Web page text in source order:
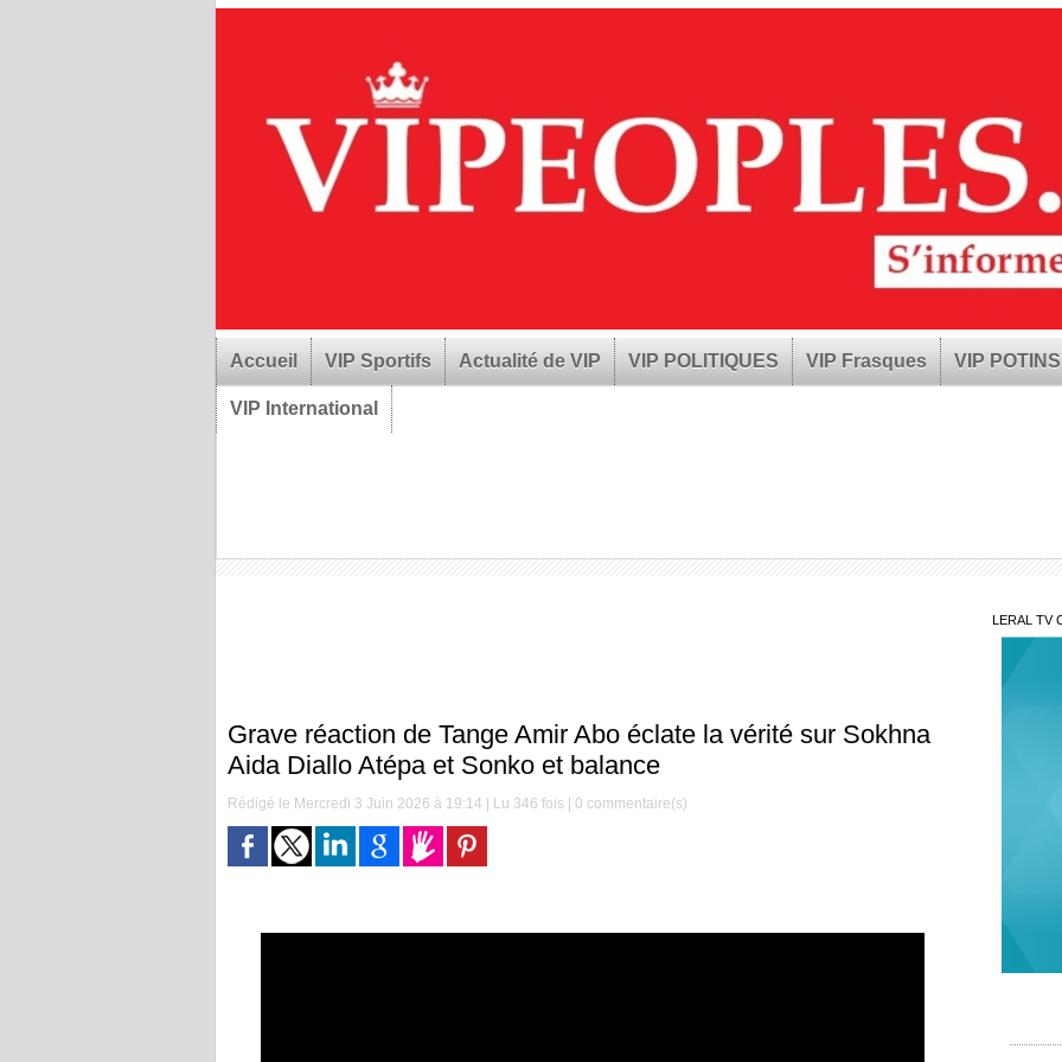
Accueil VIP Sportifs Actualité de VIP VIP POLITIQUES VIP Frasques VIP POTINS
VIP International
Grave réaction de Tange Amir Abo éclate la vérité sur Sokhna
Aida Diallo Atépa et Sonko et balance
Rédigé le Mercredi 3 Juin 2026 à 19:14 | Lu 346 fois | 0 commentaire(s)
LERAL TV
ses